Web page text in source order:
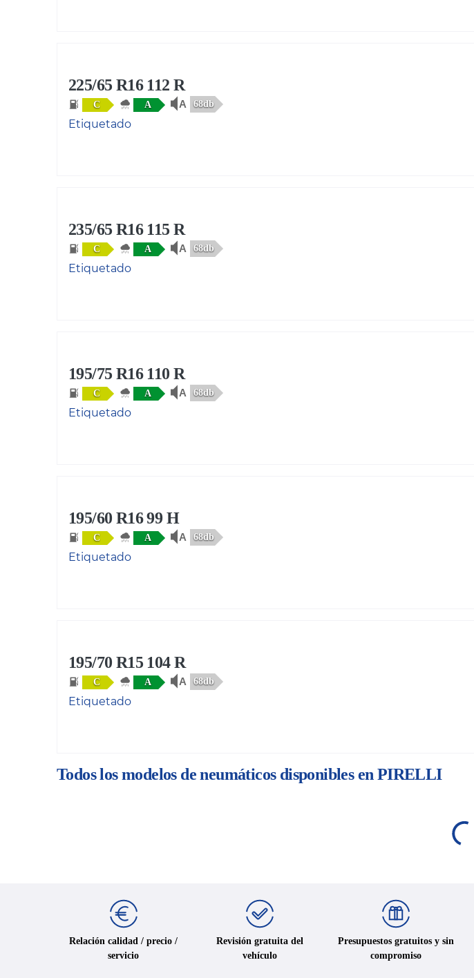
225/65 R16 112 R
C A 68db
Etiquetado
235/65 R16 115 R
C A 68db
Etiquetado
195/75 R16 110 R
C A 68db
Etiquetado
195/60 R16 99 H
C A 68db
Etiquetado
195/70 R15 104 R
C A 68db
Etiquetado
Todos los modelos de neumáticos disponibles en PIRELLI
Relación calidad / precio /
servicio
Revisión gratuita del
vehículo
Presupuestos gratuitos y sin
compromiso